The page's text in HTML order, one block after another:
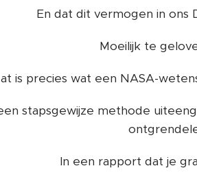
En dat dit vermogen in ons
Moeilijk te
is precies wat een NASA-
stapsgewijze methode
In een rapport dat je